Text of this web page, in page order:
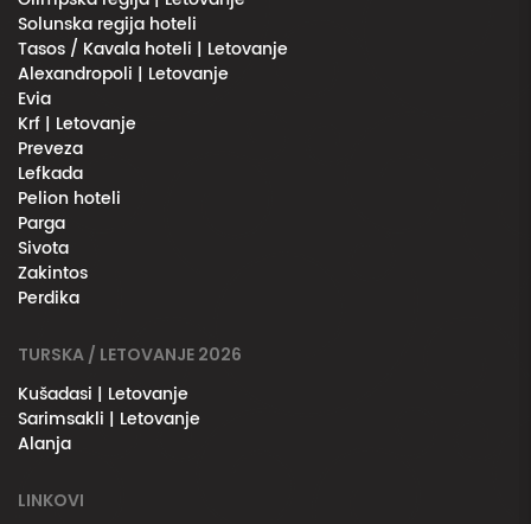
Solunska regija hoteli
Tasos / Kavala hoteli | Letovanje
Alexandropoli | Letovanje
Evia
Krf | Letovanje
Preveza
Lefkada
Pelion hoteli
Parga
Sivota
Zakintos
Perdika
TURSKA / LETOVANJE 2026
Kušadasi | Letovanje
Sarimsakli | Letovanje
Alanja
LINKOVI